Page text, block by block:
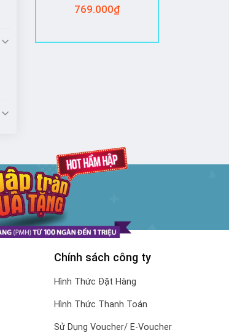
769.000₫
Chính sách công ty
Hình Thức Đặt Hàng
Hình Thức Thanh Toán
Sử Dụng Voucher/ E-Voucher